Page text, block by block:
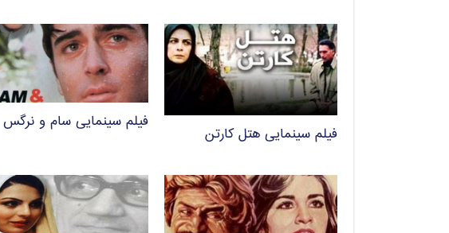
فیلم سینمایی هتل کارتن
فیلم سینمایی سام و نرگس